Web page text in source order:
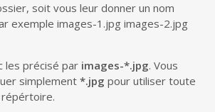
soit vous leur donner un nom
exemple images-1.jpg images-2.jpg
les précisé par images-*.jpg. Vous
simplement *.jpg pour utiliser toute
répértoire.